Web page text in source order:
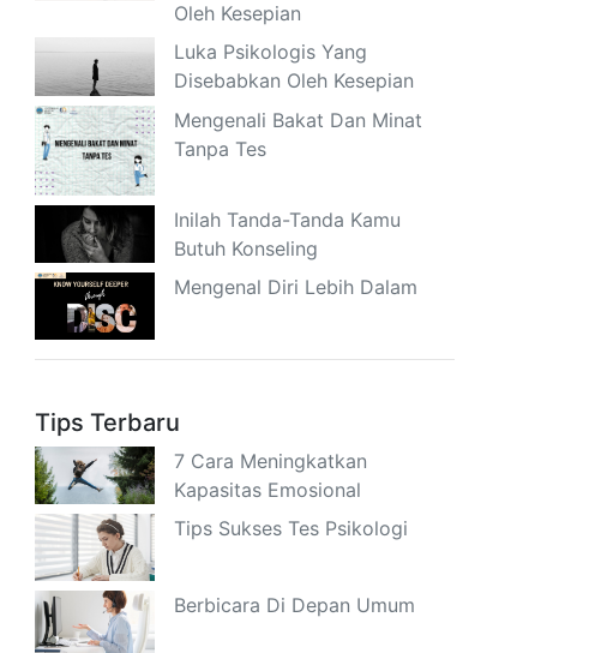
Oleh Kesepian
Luka Psikologis Yang
Disebabkan Oleh Kesepian
Mengenali Bakat Dan Minat
Tanpa Tes
Inilah Tanda-Tanda Kamu
Butuh Konseling
Mengenal Diri Lebih Dalam
Tips Terbaru
7 Cara Meningkatkan
Kapasitas Emosional
Tips Sukses Tes Psikologi
Berbicara Di Depan Umum